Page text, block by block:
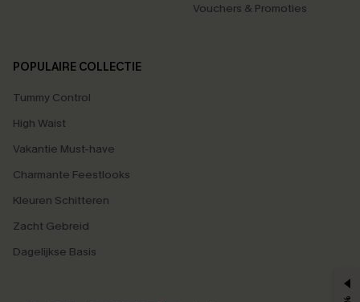
Vouchers & Promoties
POPULAIRE COLLECTIE
Tummy Control
High Waist
Vakantie Must-have
Charmante Feestlooks
Kleuren Schitteren
Zacht Gebreid
Dagelijkse Basis